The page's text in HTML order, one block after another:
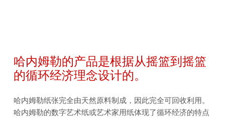
哈内姆勒的产品是根据从摇篮到摇篮
的循环经济理念设计的。
哈内姆勒纸张完全由天然原料制成，因此完全可回收利用。
哈内姆勒的数字艺术纸或艺术家用纸体现了循环经济的特点